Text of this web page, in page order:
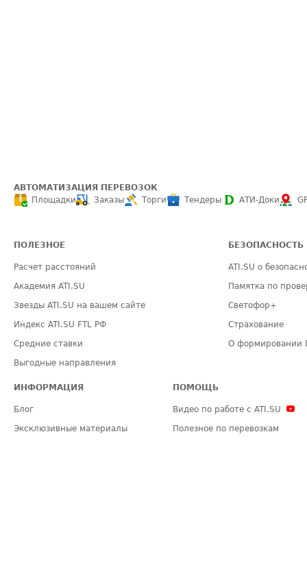
АВТОМАТИЗАЦИЯ ПЕРЕВОЗОК
Площадки
Заказы Торги Тендеры АТИ-Доки
ПОЛЕЗНОЕ
Расчет расстояний
Академия ATI.SU
Звезды ATI.SU на вашем сайте
Индекс ATI.SU FTL РФ
Средние ставки
Выгодные направления
БЕЗОПАСНОСТЬ
ATI.SU о
Памятка по
Светофор+
Страхование
О формировании
ИНФОРМАЦИЯ
Блог
Эксклюзивные материалы
ПОМОЩЬ
Видео по работе с ATI.SU
Полезное по перевозкам